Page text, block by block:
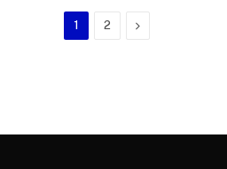
1 2 Next